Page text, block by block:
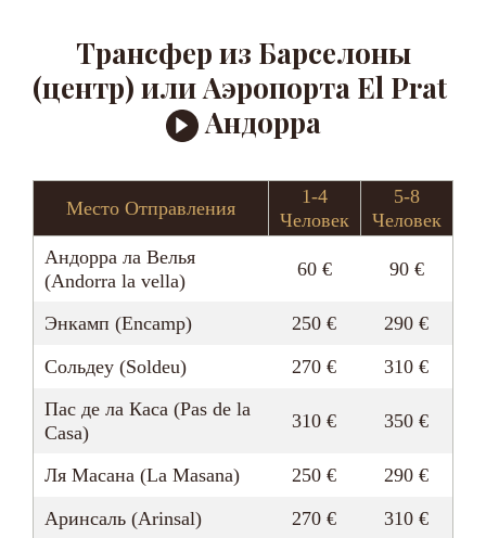
Трансфер из Барселоны
(центр) или Аэропорта El Prat
Андорра
Место Отправления
1-4
Человек
5-8
Человек
Андорра ла Велья
(Andorra la vella)
60 € 90 €
Энкамп (Encamp) 250 €
290 €
Сольдеу (Soldeu)
270 €
310 €
Пас де ла Каса (Pas de la
Casa)
310 € 350 €
Ля Масана (La Masana) 250 €
290 €
Аринсаль (Arinsal)
270 €
310 €